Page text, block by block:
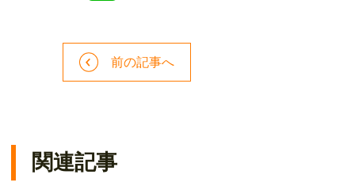
前の記事へ
関連記事